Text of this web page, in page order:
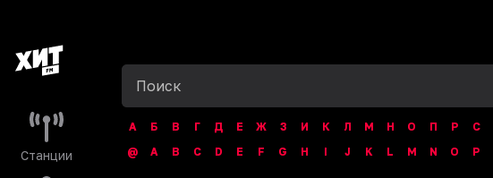
Станции
А Б В Г Д Е Ж З И К Л М Н О П Р С
@
A B C D E F G H I J K L M N O P